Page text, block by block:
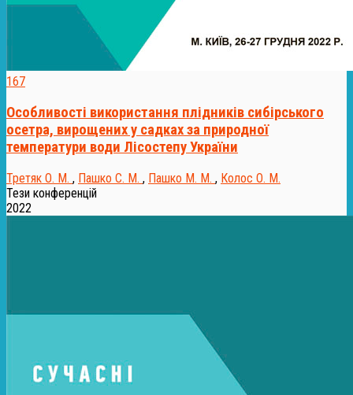
167
Особливості використання плідників сибірського
осетра, вирощених у садках за природної
температури води Лісостепу України
Третяк О. М. , Пашко С. М. , Пашко М. М. , Колос О. М.
Тези конференцій
2022